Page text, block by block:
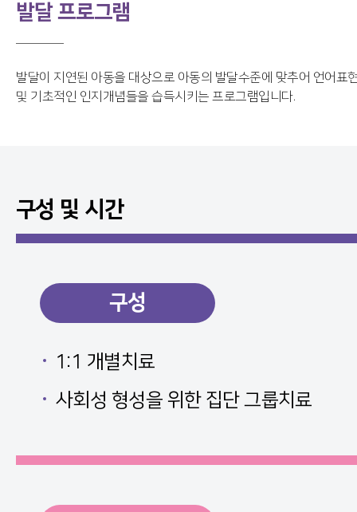
발달 프로그램
발달이 지연된 아동을 대상으로 아동의 발달수준에 맞추어 언어표
및 기초적인 인지개념들을 습득시키는 프로그램입니다.
구성 및 시간
구성
1:1 개별치료
사회성 형성을 위한 집단 그룹치료